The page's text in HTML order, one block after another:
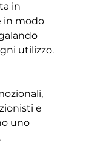
in
in modo
utilizzo.
e
uno